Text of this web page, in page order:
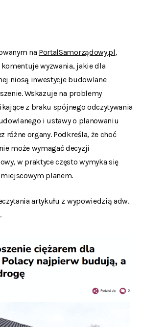
na PortalSamorządowy.pl,
wyzwania, jakie dla
niosą inwestycje budowlane
Wskazuje na problemy
z braku spójnego odczytywania
i ustawy o planowaniu
różne organy. Podkreśla, że choć
może wymagać decyzji
w praktyce często wymyka się
planem.
artykułu z wypowiedzią adw.
.